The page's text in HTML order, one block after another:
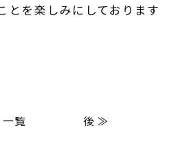
とを楽しみにしております
一覧 後 ≫